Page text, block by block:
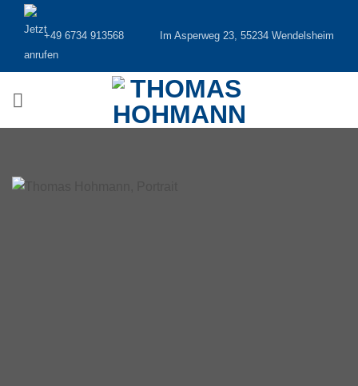
Inhalt
springen
+49 6734 913568 Im Asperweg 23, 55234 Wendelsheim